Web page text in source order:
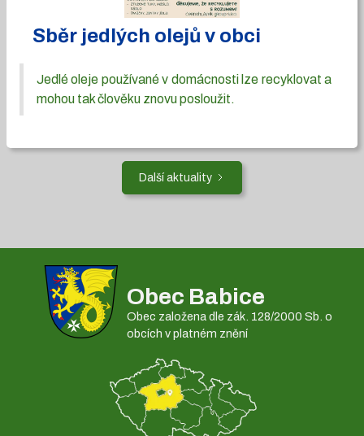
Sběr jedlých olejů v obci
Jedlé oleje používané v domácnosti lze recyklovat a
mohou tak člověku znovu posloužit.
Další aktuality
Obec Babice
Obec založena dle zák. 128/2000 Sb. o
obcích v platném znění